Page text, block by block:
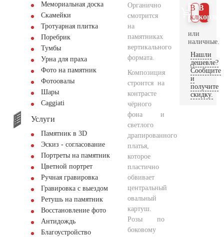
Мемориальная доска
Скамейки
Тротуарная плитка
Поребрик
Тумбы
Урна для праха
Фото на памятник
Фотоовалы
Шары
Сaggiati
Услуги
Памятник в 3D
Эскиз - согласование
Портреты на памятник
Цветной портрет
Ручная гравировка
Гравировка с выездом
Ретушь на памятник
Восстановление фото
Антидождь
Благоустройство
Органично
смотрится
на
памятниках
вертикального
формата.
Композиция
строится на
контрасте
чёрного
фона и
светлого
драпированного
платья,
которое
пластично
обвивает
центральный
овальный
картуш.
Розы по
боковому
В
В 1
клик
или
наличные.
Нашли
дешевле?
Сообщите
и
получите
скидку.